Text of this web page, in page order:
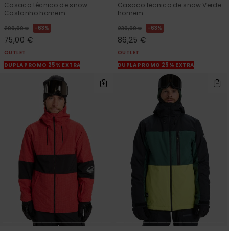
Casaco técnico de snow
Castanho homem
200,00 € 63%
75,00 €
OUTLET
DUPLA PROMO 25% EXTRA
Casaco técnico de snow Verde
homem
230,00 € 63%
86,25 €
OUTLET
DUPLA PROMO 25% EXTRA